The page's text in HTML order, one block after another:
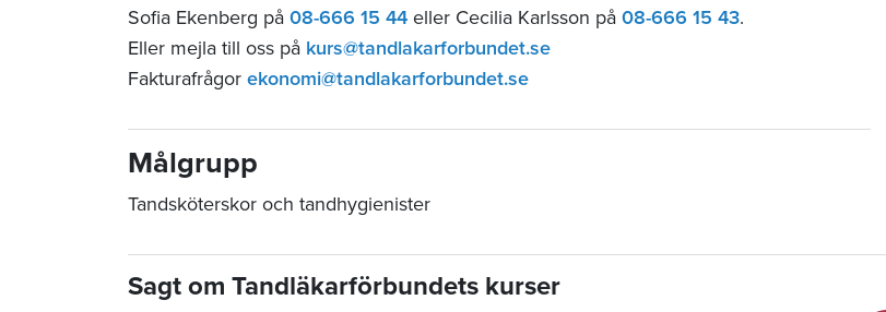
Sofia Ekenberg på 08-666 15 44 eller Cecilia Karlsson på 08-666 15 43.
Eller mejla till oss på kurs@tandlakarforbundet.se
Fakturafrågor ekonomi@tandlakarforbundet.se
Målgrupp
Tandsköterskor och tandhygienister
Sagt om Tandläkarförbundets kurser